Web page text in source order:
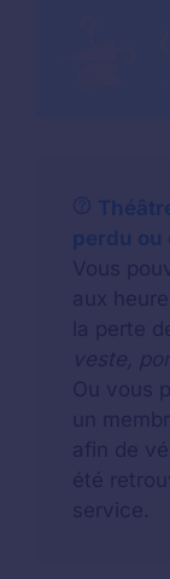
perdu ou
Vous
aux
la perte
veste,
Ou vous
un
afin de
été
service.